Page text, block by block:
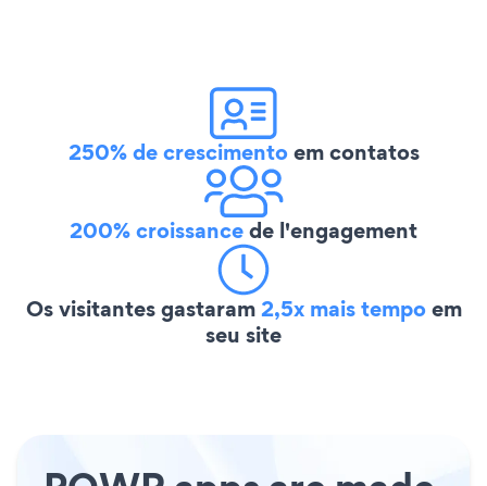
250% de crescimentoem contatos
200% croissancede l'engagement
Os visitantes gastaram2,5x mais tempoem
seu site